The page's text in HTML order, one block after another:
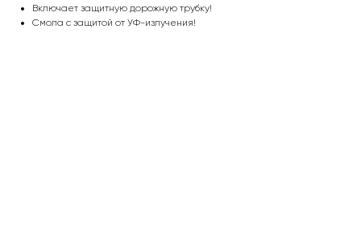
Включает защитную дорожную трубку!
Смола с защитой от УФ-излучения!